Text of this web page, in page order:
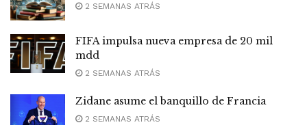
2 SEMANAS ATRÁS
FIFA impulsa nueva empresa de 20 mil
mdd
2 SEMANAS ATRÁS
Zidane asume el banquillo de Francia
2 SEMANAS ATRÁS